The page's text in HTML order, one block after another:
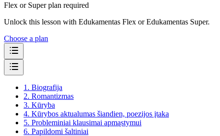
Flex or Super plan required
Unlock this lesson with Edukamentas Flex or Edukamentas Super.
Choose a plan
1. Biografija
2. Romantizmas
3. Kūryba
4. Kūrybos aktualumas šiandien, poezijos įtaka
5. Probleminiai klausimai apmąstymui
6. Papildomi šaltiniai